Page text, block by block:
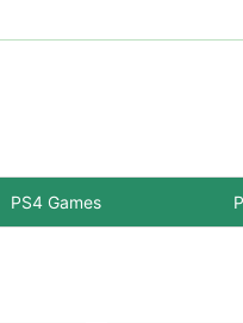
PS4 Games